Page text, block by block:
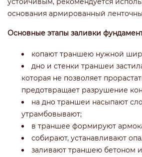
основания армированный
Основные этапы заливки
копают траншею нужной
дно и стенки траншеи
которая не позволяет
предотвращает разрушение
на дно траншеи насыпают
утрамбовывают;
в траншее формируют
собирают, устанавливают
заливают траншею бетоном и